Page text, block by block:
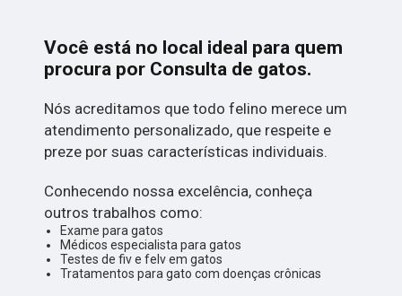
Você está no local ideal para quem
procura por Consulta de gatos.
Nós acreditamos que todo felino merece um
atendimento personalizado, que respeite e
preze por suas características individuais.
Conhecendo nossa excelência, conheça
outros trabalhos como:
Exame para gatos
Médicos especialista para gatos
Testes de fiv e felv em gatos
Tratamentos para gato com doenças crônicas